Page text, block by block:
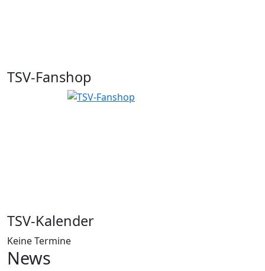
TSV-Fanshop
TSV-Kalender
Keine Termine
News